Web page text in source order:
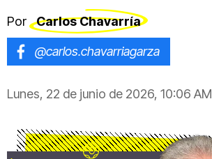
Por Carlos Chavarría
@carlos.chavarriagarza
Lunes, 22 de junio de 2026, 10:06 AM